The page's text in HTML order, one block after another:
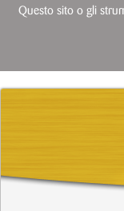
Questo sito o gli